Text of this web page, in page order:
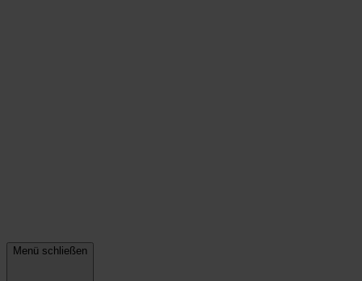
Menü schließen